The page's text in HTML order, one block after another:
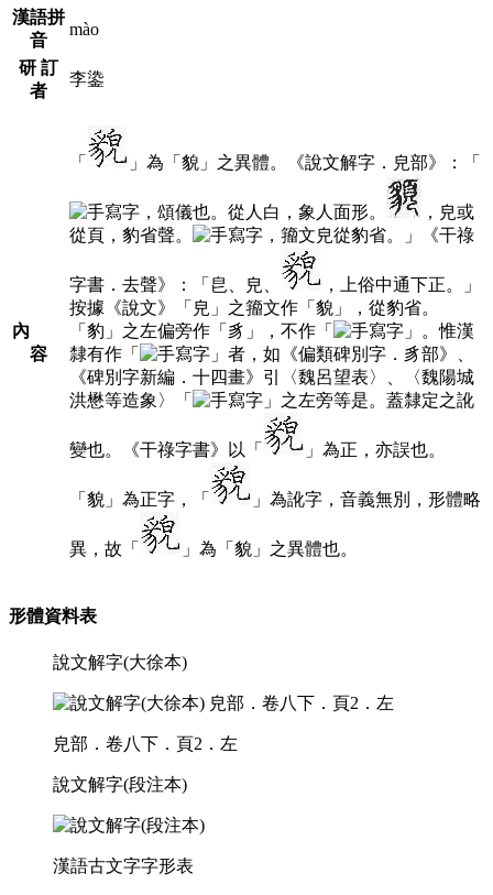
漢語拼
音
mào
研 訂
者
李鍌
內
容
「 」為「貌」之異體。《說文解字．皃部》：「
，頌儀也。從人白，象人面形。
，皃或
從頁，豹省聲。
，籀文皃從豹省。」《干祿
字書．去聲》：「皀、皃、
，上俗中通下正。」
按據《說文》「皃」之籀文作「貌」，從豹省。
「豹」之左偏旁作「豸」，不作「
」。惟漢
隸有作「
」者，如《偏類碑別字．豸部》、
《碑別字新編．十四畫》引〈魏呂望表〉、〈魏陽城
洪懋等造象〉「
」之左旁等是。蓋隸定之訛
變也。《干祿字書》以「 」為正，亦誤也。
「貌」為正字，「 」為訛字，音義無別，形體略
異，故「 」為「貌」之異體也。
形體資料表
說文解字(大徐本)
皃部．卷八下．頁2．左
說文解字(段注本)
漢語古文字字形表